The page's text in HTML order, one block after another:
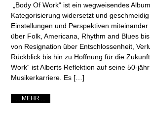
„Body Of Work“ ist ein wegweisendes
Kategorisierung widersetzt und
Einstellungen und Perspektiven
über Folk, Americana, Rhythm and Blues
von Resignation über Entschlossenheit,
Rückblick bis hin zu Hoffnung für die
Work“ ist Alberts Reflektion auf seine 50-
Musikerkarriere. Es […]
... MEHR ...